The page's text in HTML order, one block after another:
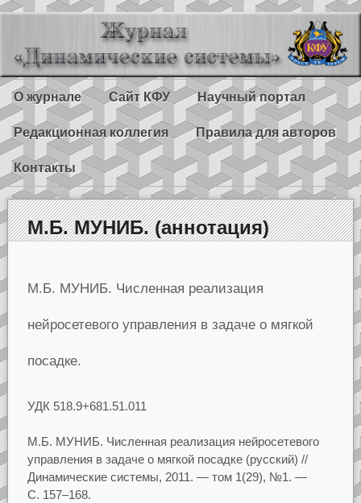
О журнале Сайт КФУ Научный портал
Редакционная коллегия Правила для авторов
Контакты
М.Б. МУНИБ. (аннотация)
М.Б. МУНИБ. Численная реализация
нейросетевого управления в задаче о мягкой
посадке.
УДК 518.9+681.51.011
М.Б. МУНИБ. Численная реализация нейросетевого
управления в задаче о мягкой посадке (русский) //
Динамические системы, 2011. — том1(29), №1. —
С. 157–168.